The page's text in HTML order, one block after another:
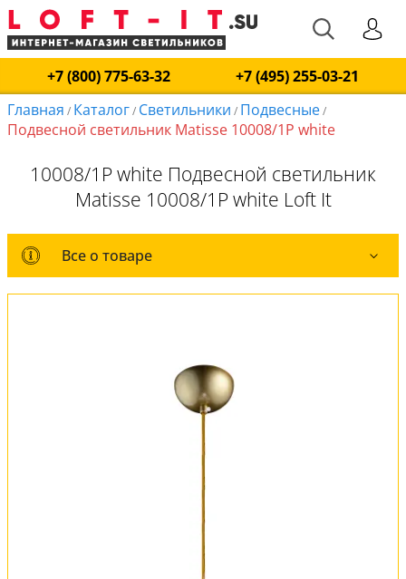
+7 (800) 775-63-32
+7 (495) 255-03-21
Главная / Каталог/ Светильники / Подвесные/
Подвесной светильник Matisse 10008/1P white
10008/1P white Подвесной светильник
Matisse 10008/1P white Loft It
Все о товаре
Все о товаре